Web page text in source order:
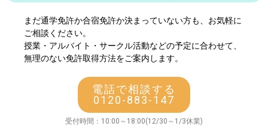
まだ通学免許か合宿免許か決まっていない方も、お気軽に
ご相談ください。
授業・アルバイト・サークル活動などの予定に合わせて、
無理のない免許取得方法をご案内します。
電話で相談する
0120-883-147
受付時間：10:00～18:00(12/30～1/3休業)